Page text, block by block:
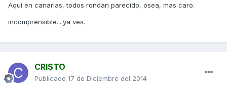
Aquí en canarias, todos rondan parecido, osea, mas caro.
incomprensible....ya ves.
CRISTO
Publicado 17 de Diciembre del 2014